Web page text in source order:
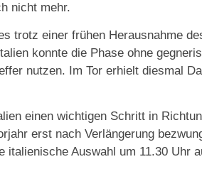
nicht mehr.
trotz einer frühen Herausnahme
konnte die Phase ohne
nutzen. Im Tor erhielt diesmal
einen wichtigen Schritt in
erst nach Verlängerung
italienische Auswahl um 11.30 Uhr